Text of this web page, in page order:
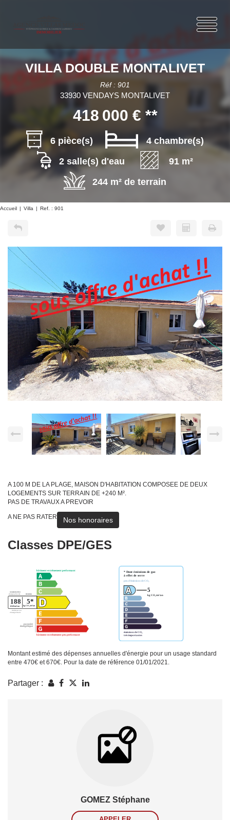
VILLA DOUBLE MONTALIVET
Réf : 901
33930 VENDAYS MONTALIVET
418 000 € **
6 pièce(s)
4 chambre(s)
2 salle(s) d'eau
91 m²
244 m² de terrain
Accueil Villa Ref. : 901
A 100 M DE LA PLAGE, MAISON D'HABITATION COMPOSEE DE DEUX
LOGEMENTS SUR TERRAIN DE +240 M².
PAS DE TRAVAUX A PREVOIR
A NE PAS RATER Nos honoraires
Classes DPE/GES
Montant estimé des dépenses annuelles d'énergie pour un usage standard
entre 470€ et 670€. Pour la date de référence 01/01/2021.
Partager :
GOMEZ Stéphane